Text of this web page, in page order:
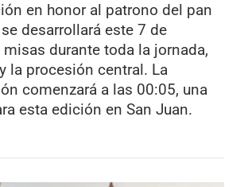
en honor al patrono del pan
desarrollará este 7 de
durante toda la jornada,
la procesión central. La
comenzará a las 00:05, una
esta edición en San Juan.